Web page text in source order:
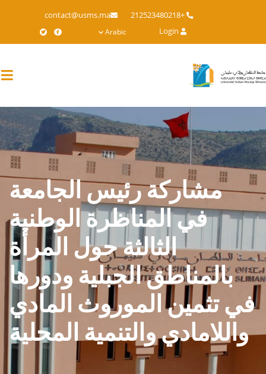
main
+212523480218
contact@usms.ma
Login
Arabic
مشاركة رئيس الجامعة
في المناظرة الوطنية
الثالثة حول المرأة
بالمناطق الجبلية ودورها
في تثمين الموروث المادي
واللامادي والتنمية المحلية